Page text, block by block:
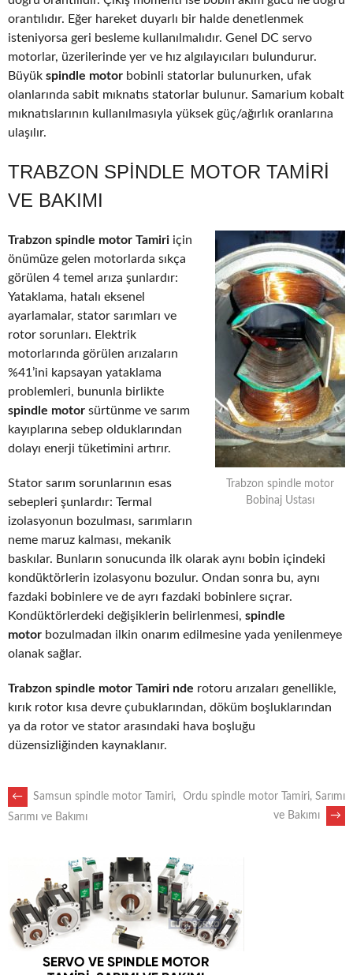
orantılıdır. Eğer hareket duyarlı bir halde denetlenmek
isteniyorsa geri besleme kullanılmalıdır. Genel DC servo
motorlar, üzerilerinde yer ve hız algılayıcıları bulundurur.
Büyük spindle motor bobinli statorlar bulunurken, ufak
olanlarında sabit mıknatıs statorlar bulunur. Samarium kobalt
mıknatıslarının kullanılmasıyla yüksek güç/ağırlık oranlarına
ulaşılır.
TRABZON SPINDLE MOTOR TAMIRI
VE BAKIMI
Trabzon spindle motor
Bobinaj Ustası
Trabzon spindle motor Tamiri için
önümüze gelen motorlarda sıkça
görülen 4 temel arıza şunlardır:
Yataklama, hatalı eksenel
ayarlamalar, stator sarımları ve
rotor sorunları. Elektrik
motorlarında görülen arızaların
%41’ini kapsayan yataklama
problemleri, bununla birlikte
spindle motor sürtünme ve sarım
kayıplarına sebep olduklarından
dolayı enerji tüketimini artırır.
Stator sarım sorunlarının esas
sebepleri şunlardır: Termal
izolasyonun bozulması, sarımların
neme maruz kalması, mekanik
baskılar. Bunların sonucunda ilk olarak aynı bobin içindeki
kondüktörlerin izolasyonu bozulur. Ondan sonra bu, aynı
fazdaki bobinlere ve de ayrı fazdaki bobinlere sıçrar.
Kondüktörlerdeki değişiklerin belirlenmesi, spindle
motor bozulmadan ilkin onarım edilmesine yada yenilenmeye
olanak sağlar.
Trabzon spindle motor Tamiri nde rotoru arızaları genellikle,
kırık rotor kısa devre çubuklarından, döküm boşluklarından
ya da rotor ve stator arasındaki hava boşluğu
düzensizliğinden kaynaklanır.
POST
NAVIGATION
←
Samsun spindle motor Tamiri,
Sarımı ve Bakımı
Ordu spindle motor Tamiri, Sarımı
ve Bakımı
→